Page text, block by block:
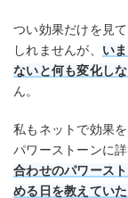
つい効果だけを見
しれませんが、 い
ないと何も変化し
ん。
私もネットで効果
パワーストーンに
合わせのパワース
める日を教えてい